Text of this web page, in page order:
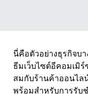
นี่คือตัวอย่างธุรกิจบา
ธีมเว็บไซต์อีคอมเมิ
สมกับร้านค้าออนไล
พร้อมสำหรับการรับช